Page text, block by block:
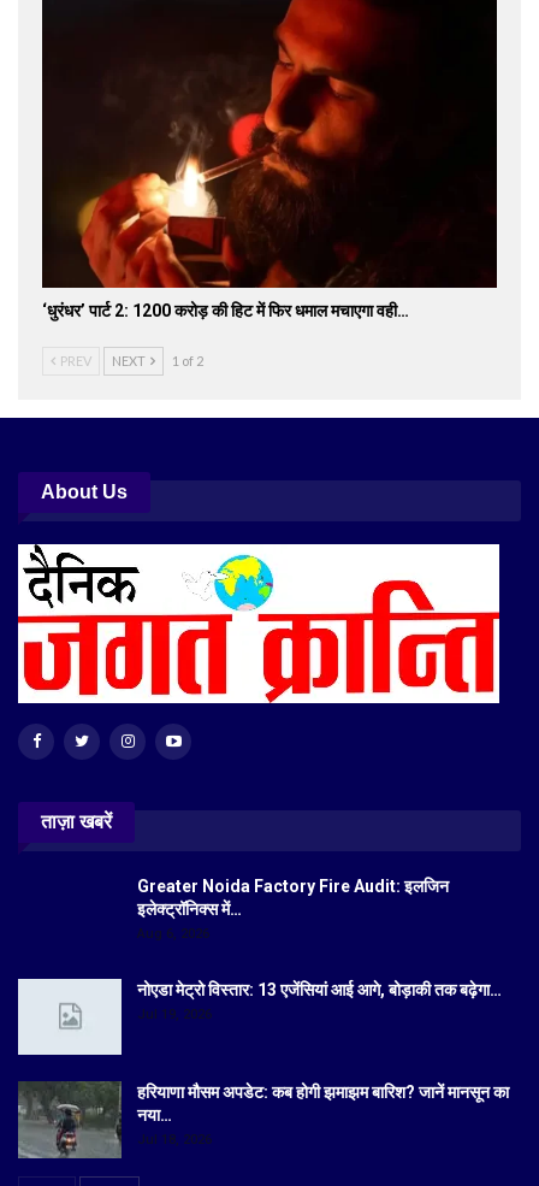
‘धुरंधर’ पार्ट 2: 1200 करोड़ की हिट में फिर धमाल मचाएगा वही…
PREV NEXT 1 of 2
About Us
ताज़ा खबरें
Greater Noida Factory Fire Audit: इलजिन
इलेक्ट्रॉनिक्स में…
Aug 6, 2026
नोएडा मेट्रो विस्तार: 13 एजेंसियां आई आगे, बोड़ाकी तक बढ़ेगा…
Jul 19, 2026
हरियाणा मौसम अपडेट: कब होगी झमाझम बारिश? जानें मानसून का
नया…
Jul 18, 2026